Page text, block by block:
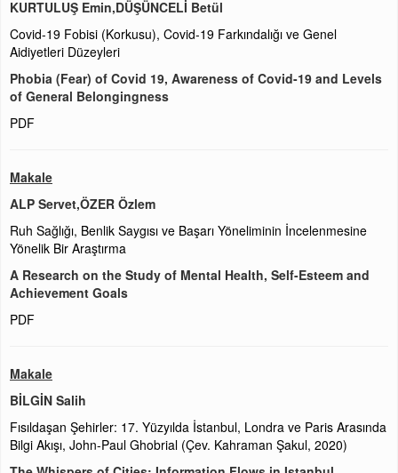
KURTULUŞ Emin,DÜŞÜNCELİ Betül
Covid-19 Fobisi (Korkusu), Covid-19 Farkındalığı ve Genel
Aidiyetleri Düzeyleri
Phobia (Fear) of Covid 19, Awareness of Covid-19 and Levels
of General Belongingness
PDF
Makale
ALP Servet,ÖZER Özlem
Ruh Sağlığı, Benlik Saygısı ve Başarı Yöneliminin İncelenmesine
Yönelik Bir Araştırma
A Research on the Study of Mental Health, Self-Esteem and
Achievement Goals
PDF
Makale
BİLGİN Salih
Fısıldaşan Şehirler: 17. Yüzyılda İstanbul, Londra ve Paris Arasında
Bilgi Akışı, John-Paul Ghobrial (Çev. Kahraman Şakul, 2020)